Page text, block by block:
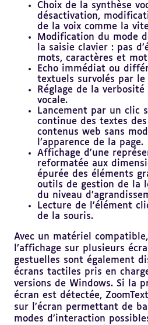
Choix de la synthèse
désactivation,
de la voix comme la
Modification du mode
la saisie clavier : pas
mots, caractères et
Echo immédiat ou
textuels survolés par
Réglage de la
vocale.
Lancement par un clic
continue des textes
contenus web sans
l’apparence de la page.
Affichage d’une
reformatée aux
épurée des éléments
outils de gestion de la
du niveau
Lecture de l’élément
de la souris.
Avec un matériel
l’affichage sur plusieurs
gestuelles sont également
écrans tactiles pris en
versions de Windows. Si la
écran est détectée,
sur l’écran permettant de
modes d’interaction